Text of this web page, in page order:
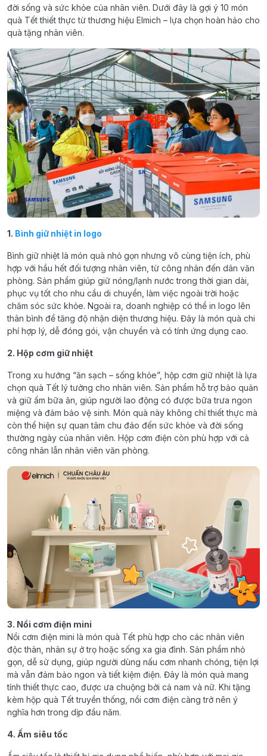
đời sống và sức khỏe của nhân viên. Dưới đây là gợi ý 10 món
quà Tết thiết thực từ thương hiệu Elmich – lựa chọn hoàn hảo cho
quà tặng nhân viên.
1. Bình giữ nhiệt in logo
Bình giữ nhiệt là món quà nhỏ gọn nhưng vô cùng tiện ích, phù
hợp với hầu hết đối tượng nhân viên, từ công nhân đến dân văn
phòng. Sản phẩm giúp giữ nóng/lạnh nước trong thời gian dài,
phục vụ tốt cho nhu cầu di chuyển, làm việc ngoài trời hoặc
chăm sóc sức khỏe. Ngoài ra, doanh nghiệp có thể in logo lên
thân bình để tăng độ nhận diện thương hiệu. Đây là món quà chi
phí hợp lý, dễ đóng gói, vận chuyển và có tính ứng dụng cao.
2. Hộp cơm giữ nhiệt
Trong xu hướng “ăn sạch – sống khỏe”, hộp cơm giữ nhiệt là lựa
chọn quà Tết lý tưởng cho nhân viên. Sản phẩm hỗ trợ bảo quản
và giữ ấm bữa ăn, giúp người lao động có được bữa trưa ngon
miệng và đảm bảo vệ sinh. Món quà này không chỉ thiết thực mà
còn thể hiện sự quan tâm chu đáo đến sức khỏe và đời sống
thường ngày của nhân viên. Hộp cơm điện còn phù hợp với cả
công nhân lẫn nhân viên văn phòng.
3. Nồi cơm điện mini
Nồi cơm điện mini là món quà Tết phù hợp cho các nhân viên
độc thân, nhân sự ở trọ hoặc sống xa gia đình. Sản phẩm nhỏ
gọn, dễ sử dụng, giúp người dùng nấu cơm nhanh chóng, tiện lợi
mà vẫn đảm bảo ngon và tiết kiệm điện. Đây là món quà mang
tính thiết thực cao, được ưa chuộng bởi cả nam và nữ. Khi tặng
kèm hộp quà Tết truyền thống, nồi cơm điện càng trở nên ý
nghĩa hơn trong dịp đầu năm.
4. Ấm siêu tốc